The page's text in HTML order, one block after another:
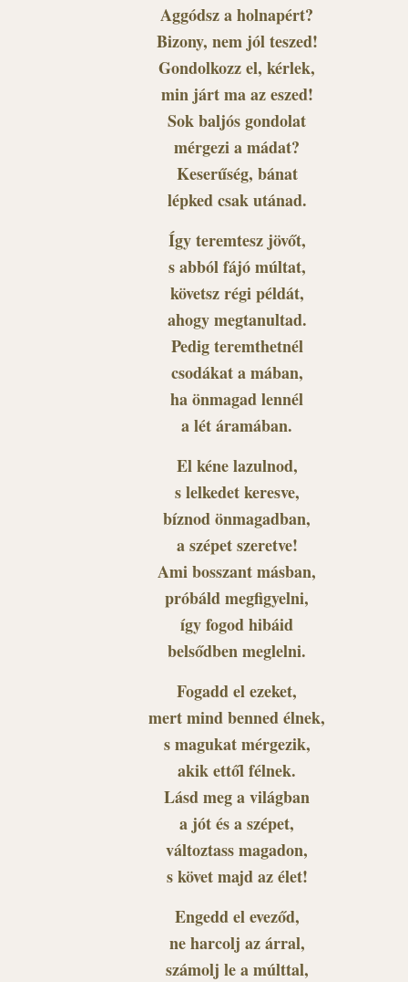
Aggódsz a holnapért?
Bizony, nem jól teszed!
Gondolkozz el, kérlek,
min járt ma az eszed!
Sok baljós gondolat
mérgezi a mádat?
Keserűség, bánat
lépked csak utánad.
Így teremtesz jövőt,
s abból fájó múltat,
követsz régi példát,
ahogy megtanultad.
Pedig teremthetnél
csodákat a mában,
ha önmagad lennél
a lét áramában.
El kéne lazulnod,
s lelkedet keresve,
bíznod önmagadban,
a szépet szeretve!
Ami bosszant másban,
próbáld megfigyelni,
így fogod hibáid
belsődben meglelni.
Fogadd el ezeket,
mert mind benned élnek,
s magukat mérgezik,
akik ettől félnek.
Lásd meg a világban
a jót és a szépet,
változtass magadon,
s követ majd az élet!
Engedd el eveződ,
ne harcolj az árral,
számolj le a múlttal,